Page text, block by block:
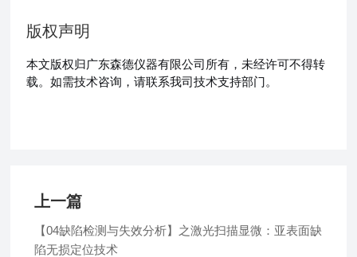
版权声明
本文版权归广东森德仪器有限公司所有，未经许可不得转
载。如需技术咨询，请联系我司技术支持部门。
上一篇
【04缺陷检测与失效分析】之激光扫描显微：亚表面缺
陷无损定位技术